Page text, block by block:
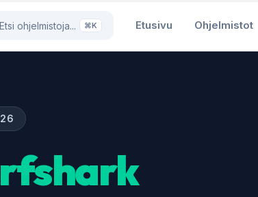
Etsi ohjelmistoja... ⌘K Etusivu Ohjelmistot